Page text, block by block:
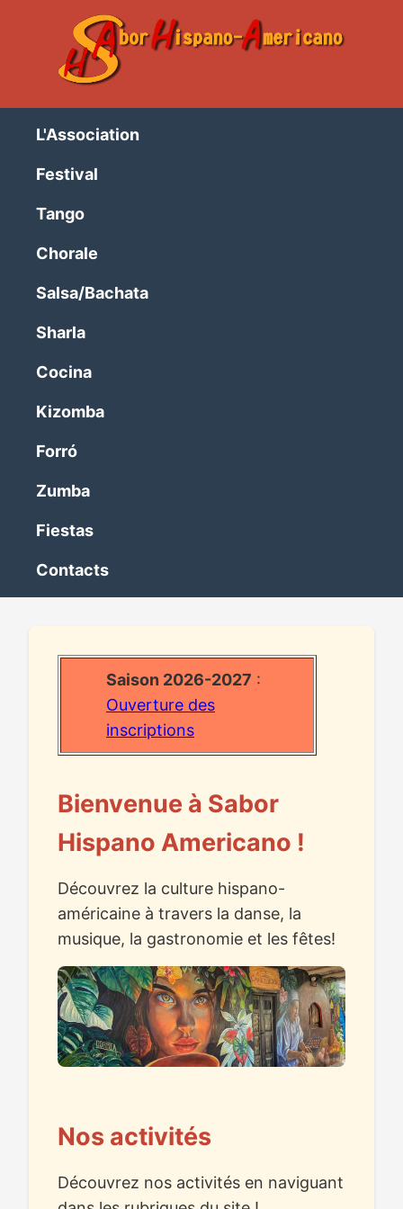
L'Association
Festival
Tango
Chorale
Salsa/Bachata
Sharla
Cocina
Kizomba
Forró
Zumba
Fiestas
Contacts
Saison 2026-2027 :
Ouverture des
inscriptions
Bienvenue à Sabor
Hispano Americano !
Découvrez la culture hispano-
américaine à travers la danse, la
musique, la gastronomie et les fêtes!
Nos activités
Découvrez nos activités en naviguant